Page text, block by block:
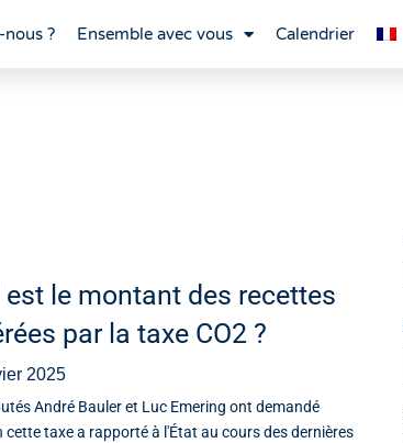
? Ensemble avec vous Calendrier
est le montant des recettes
par la taxe CO2 ?
2025
André Bauler et Luc Emering ont demandé
cette taxe a rapporté à l'État au cours des dernières